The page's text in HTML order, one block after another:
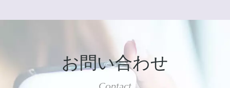
お問い合わせ